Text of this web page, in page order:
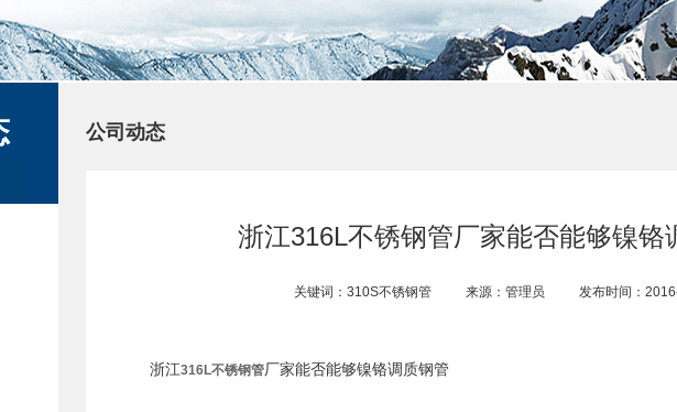
公司动态
浙江316L不锈钢管​厂家能否能够镍铬
关键词：310S不锈钢管 来源：管理员 发布时间：
浙江316L不锈钢管厂家能否能够镍铬调质钢管